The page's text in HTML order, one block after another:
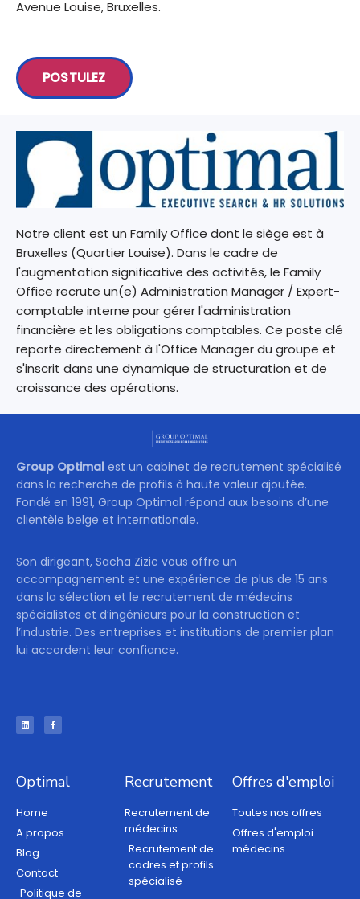
Avenue Louise, Bruxelles.
POSTULEZ
Notre client est un Family Office dont le siège est à
Bruxelles (Quartier Louise). Dans le cadre de
l'augmentation significative des activités, le Family
Office recrute un(e) Administration Manager / Expert-
comptable interne pour gérer l'administration
financière et les obligations comptables. Ce poste clé
reporte directement à l'Office Manager du groupe et
s'inscrit dans une dynamique de structuration et de
croissance des opérations.
Group Optimal est un cabinet de recrutement spécialisé
dans la recherche de profils à haute valeur ajoutée.
Fondé en 1991, Group Optimal répond aux besoins d’une
clientèle belge et internationale.
Son dirigeant, Sacha Zizic vous offre un
accompagnement et une expérience de plus de 15 ans
dans la sélection et le recrutement de médecins
spécialistes et d’ingénieurs pour la construction et
l’industrie. Des entreprises et institutions de premier plan
lui accordent leur confiance.
Optimal
Home
A propos
Blog
Contact
Politique de
Recrutement
Recrutement de
médecins
Recrutement de
cadres et profils
spécialisé
Offres d'emploi
Toutes nos offres
Offres d'emploi
médecins